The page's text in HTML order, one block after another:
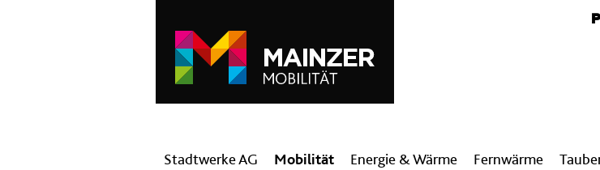
Hauptnavigation
Stadtwerke AG
Mobilität
Energie & Wärme Fern­wärme